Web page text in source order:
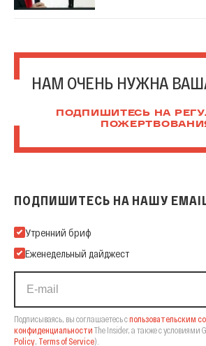
НАМ ОЧЕНЬ НУЖНА
ПОДПИШИТЕСЬ НА
ПОДПИШИТЕСЬ НА НАШУ
Подпишитесь на нашу Email-рассылку
Утренний бриф
Еженедельный дайджест
Подписываясь, вы соглашаетесь спользовательским
конфиденциальности The Insider, а также с условиями
Policy, Terms of Service).